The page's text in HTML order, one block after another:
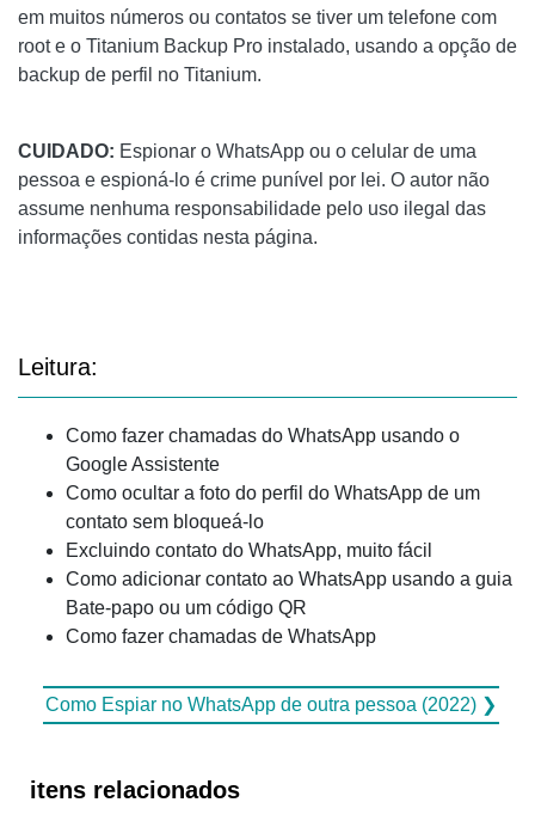
em muitos números ou contatos se tiver um telefone com
root e o Titanium Backup Pro instalado, usando a opção de
backup de perfil no Titanium.
CUIDADO: Espionar o WhatsApp ou o celular de uma
pessoa e espioná-lo é crime punível por lei. O autor não
assume nenhuma responsabilidade pelo uso ilegal das
informações contidas nesta página.
Leitura:
Como fazer chamadas do WhatsApp usando o
Google Assistente
Como ocultar a foto do perfil do WhatsApp de um
contato sem bloqueá-lo
Excluindo contato do WhatsApp, muito fácil
Como adicionar contato ao WhatsApp usando a guia
Bate-papo ou um código QR
Como fazer chamadas de WhatsApp
Como Espiar no WhatsApp de outra pessoa (2022) ❯
itens relacionados